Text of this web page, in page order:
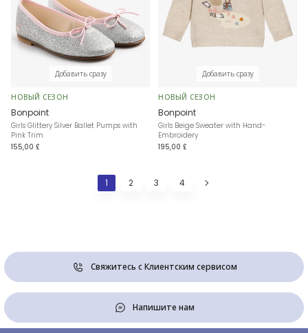
Добавить сразу
НОВЫЙ СЕЗОН
Bonpoint
Girls Glittery Silver Ballet Pumps with
Pink Trim
155,00 £
Добавить сразу
НОВЫЙ СЕЗОН
Bonpoint
Girls Beige Sweater with Hand-
Embroidery
195,00 £
1 2 3 4
Свяжитесь с Клиентским сервисом
Напишите нам